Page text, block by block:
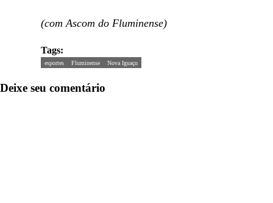
(com Ascom do Fluminense)
Tags:
esportes Fluminense Nova Iguaçu
Deixe seu comentário